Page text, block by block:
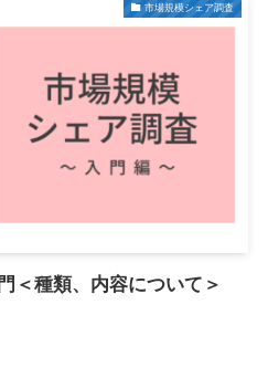
市場規模シェア調査
＜種類、内容について＞